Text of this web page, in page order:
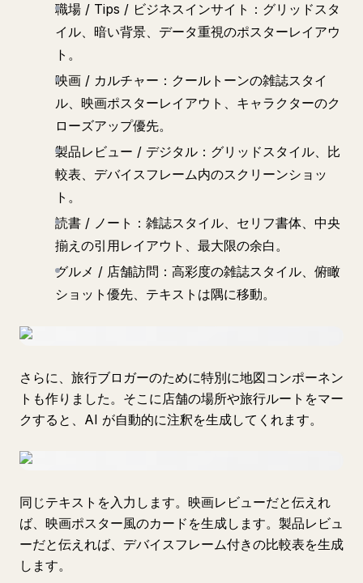
職場 / Tips / ビジネスインサイト：グリッドスタ
イル、暗い背景、データ重視のポスターレイアウ
ト。
映画 / カルチャー：クールトーンの雑誌スタイ
ル、映画ポスターレイアウト、キャラクターのク
ローズアップ優先。
製品レビュー / デジタル：グリッドスタイル、比
較表、デバイスフレーム内のスクリーンショッ
ト。
読書 / ノート：雑誌スタイル、セリフ書体、中央
揃えの引用レイアウト、最大限の余白。
グルメ / 店舗訪問：高彩度の雑誌スタイル、俯瞰
ショット優先、テキストは隅に移動。
さらに、旅行ブロガーのために特別に地図コンポーネン
トも作りました。そこに店舗の場所や旅行ルートをマー
クすると、AI が自動的に注釈を生成してくれます。
同じテキストを入力します。映画レビューだと伝えれ
ば、映画ポスター風のカードを生成します。製品レビュ
ーだと伝えれば、デバイスフレーム付きの比較表を生成
します。